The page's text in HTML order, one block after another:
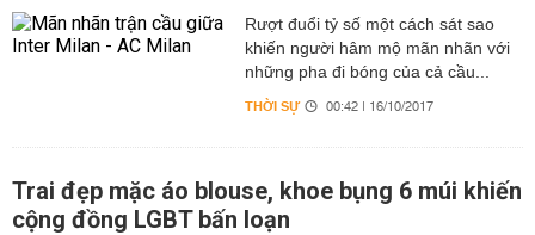
Rượt đuổi tỷ số một cách sát sao
khiến người hâm mộ mãn nhãn với
những pha đi bóng của cả cầu...
THỜI SỰ 00:42 | 16/10/2017
Trai đẹp mặc áo blouse, khoe bụng 6 múi khiến
cộng đồng LGBT bấn loạn